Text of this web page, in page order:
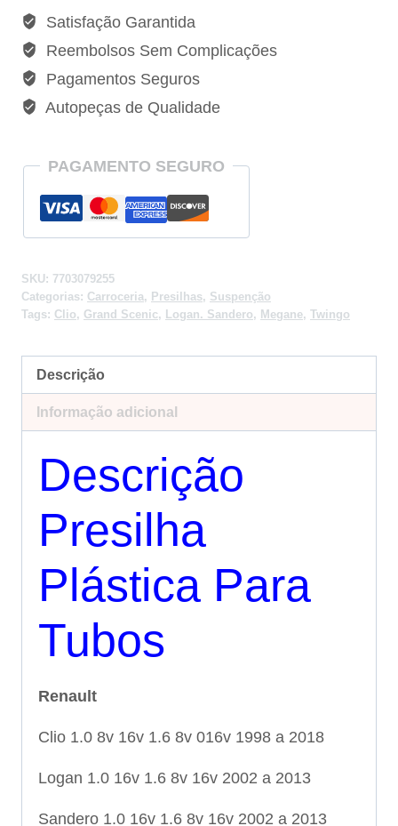
Renault
Clio
Logan
-
7703079255
Satisfação Garantida
Reembolsos Sem Complicações
Pagamentos Seguros
Autopeças de Qualidade
PAGAMENTO SEGURO
SKU: 7703079255
Categorias: Carroceria, Presilhas, Suspenção
Tags: Clio, Grand Scenic, Logan. Sandero, Megane, Twingo
Descrição
Informação adicional
Descrição
Presilha
Plástica Para
Tubos
Renault
Clio 1.0 8v 16v 1.6 8v 016v 1998 a 2018
Logan 1.0 16v 1.6 8v 16v 2002 a 2013
Sandero 1.0 16v 1.6 8v 16v 2002 a 2013